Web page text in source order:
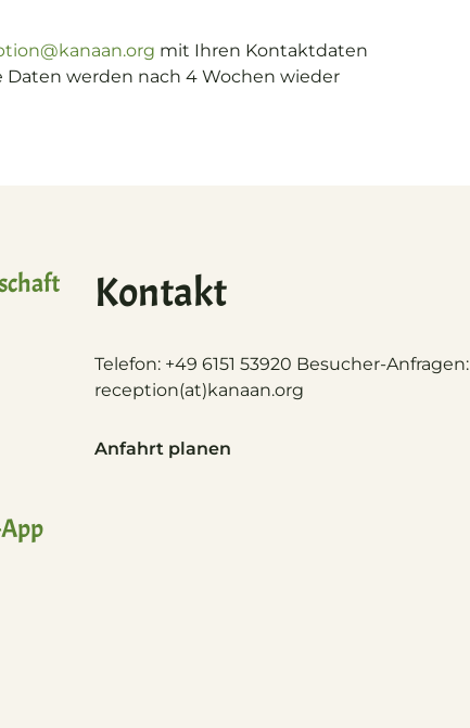
mit Ihren Kontaktdaten
Daten werden nach 4 Wochen wieder
Kontakt
Telefon: +49 6151 53920 Besucher-Anfragen:
reception(at)kanaan.org
Anfahrt planen